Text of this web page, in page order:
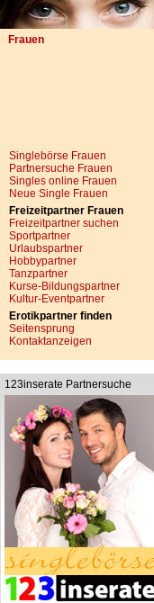
Frauen
Singlebörse Frauen
Partnersuche Frauen
Singles online Frauen
Neue Single Frauen
Freizeitpartner Frauen
Freizeitpartner suchen
Sportpartner
Urlaubspartner
Hobbypartner
Tanzpartner
Kurse-Bildungspartner
Kultur-Eventpartner
Erotikpartner finden
Seitensprung
Kontaktanzeigen
123inserate Partnersuche